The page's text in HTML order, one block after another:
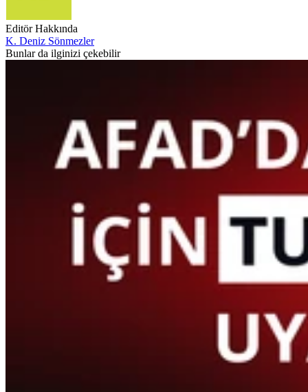
Editör Hakkında
K. Deniz Sönmezler
Bunlar da ilginizi çekebilir